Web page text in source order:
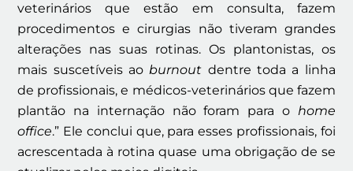
veterinários que estão em consulta, fazem
procedimentos e cirurgias não tiveram grandes
alterações nas suas rotinas. Os plantonistas, os
mais suscetíveis aoburnout dentre toda a linha
de profissionais, e médicos-veterinários que fazem
plantão na internação não foram para o home
office.” Ele conclui que, para esses profissionais, foi
acrescentada à rotina quase uma obrigação de se